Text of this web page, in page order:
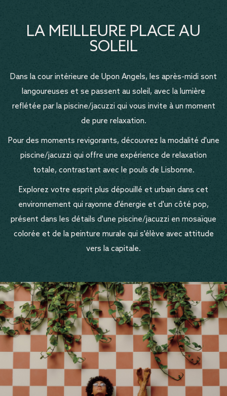
LA MEILLEURE PLACE AU
SOLEIL
Dans la cour intérieure de Upon Angels, les après-midi sont
langoureuses et se passent au soleil, avec la lumière
reflétée par la piscine/jacuzzi qui vous invite à un moment
de pure relaxation.
Pour des moments revigorants, découvrez la modalité d'une
piscine/jacuzzi qui offre une expérience de relaxation
totale, contrastant avec le pouls de Lisbonne.
Explorez votre esprit plus dépouillé et urbain dans cet
environnement qui rayonne d'énergie et d'un côté pop,
présent dans les détails d'une piscine/jacuzzi en mosaïque
colorée et de la peinture murale qui s'élève avec attitude
vers la capitale.